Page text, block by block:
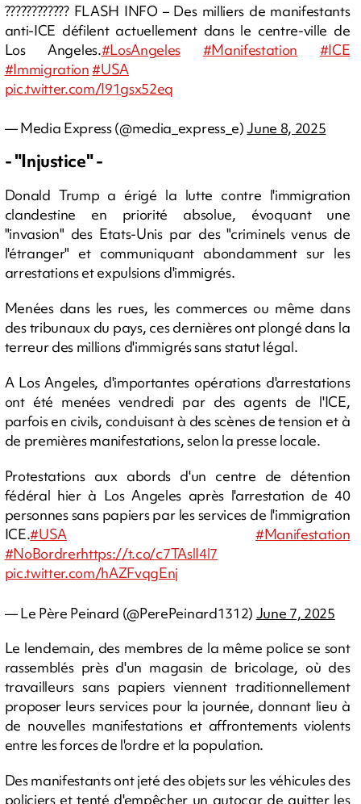
???????????? FLASH INFO – Des milliers de manifestants
anti-ICE défilent actuellement dans le centre-ville de
Los Angeles.#LosAngeles #Manifestation
#ICE
#Immigration#USA
pic.twitter.com/I91gsx52eq
— Media Express (@media_express_e)June 8, 2025
- "Injustice" -
Donald Trump a érigé la lutte contre l'immigration
clandestine en priorité absolue, évoquant une
"invasion" des Etats-Unis par des "criminels venus de
l'étranger" et communiquant abondamment sur les
arrestations et expulsions d'immigrés.
Menées dans les rues, les commerces ou même dans
des tribunaux du pays, ces dernières ont plongé dans la
terreur des millions d'immigrés sans statut légal.
A Los Angeles, d'importantes opérations d'arrestations
ont été menées vendredi par des agents de l'ICE,
parfois en civils, conduisant à des scènes de tension et à
de premières manifestations, selon la presse locale.
Protestations aux abords d'un centre de détention
fédéral hier à Los Angeles après l'arrestation de 40
personnes sans papiers par les services de l'immigration
ICE.#USA
#Manifestation
#NoBordrerhttps://t.co/c7TAslI4l7
pic.twitter.com/hAZFvqgEnj
— Le Père Peinard (@PerePeinard1312) June 7, 2025
Le lendemain, des membres de la même police se sont
rassemblés près d'un magasin de bricolage, où des
travailleurs sans papiers viennent traditionnellement
proposer leurs services pour la journée, donnant lieu à
de nouvelles manifestations et affrontements violents
entre les forces de l'ordre et la population.
Des manifestants ont jeté des objets sur les véhicules des
policiers et tenté d'empêcher un autocar de quitter les